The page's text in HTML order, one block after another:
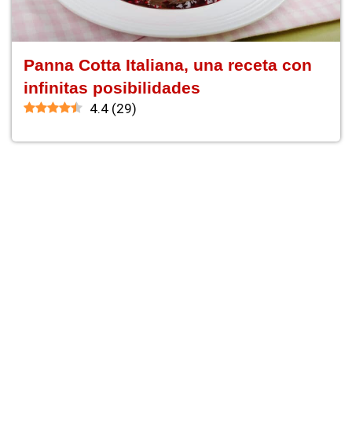
Panna Cotta Italiana, una receta con
infinitas posibilidades
4.4 (29)